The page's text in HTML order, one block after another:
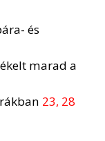
és
marad a
23, 28